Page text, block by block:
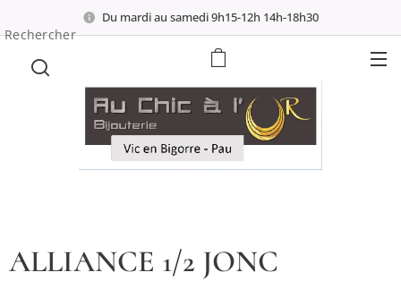
Du mardi au samedi 9h15-12h 14h-18h30
Rechercher
ALLIANCE 1/2 JONC